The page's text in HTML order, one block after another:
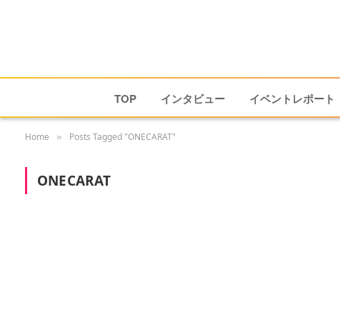
TOP インタビュー イベントレポート
Home » Posts Tagged "ONECARAT"
ONECARAT